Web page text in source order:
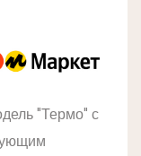
"Термо" с